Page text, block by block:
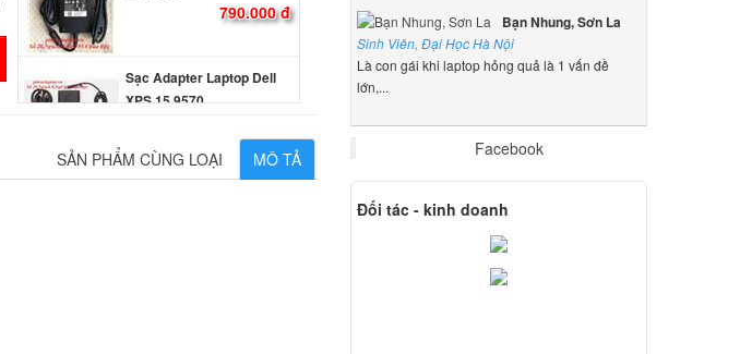
790.000 đ
Sạc Adapter Laptop Dell
XPS 15 9570
MÔ TẢ
SẢN PHẨM CÙNG LOẠI
Bạn Nhung, Sơn La
Sinh Viên, Đại Học Hà Nội
Là con gái khi laptop hỏng quả là 1 vấn đề
lớn,...
Facebook
Đối tác - kinh doanh